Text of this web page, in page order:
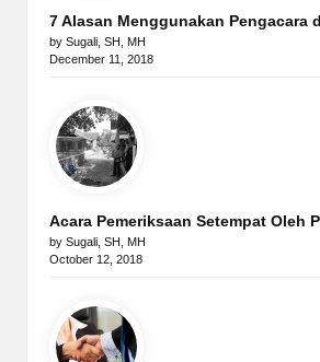
7 Alasan Menggunakan Pengacara
by Sugali, SH, MH
December 11, 2018
Acara Pemeriksaan Setempat Oleh
by Sugali, SH, MH
October 12, 2018